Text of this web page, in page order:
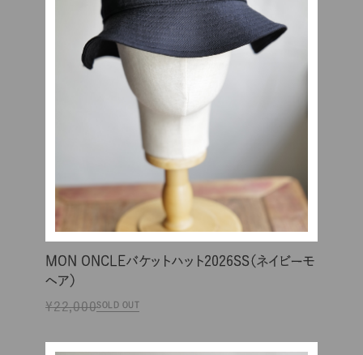
MON ONCLEバケットハット2026SS（ネイビーモ
ヘア）
¥22,000SOLD OUT